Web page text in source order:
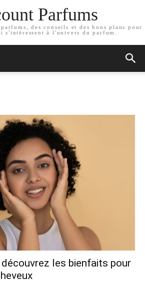
Parfums
des conseils et des bons plans pour
s'intéressent à l'univers du parfum.
: découvrez les bienfaits pour